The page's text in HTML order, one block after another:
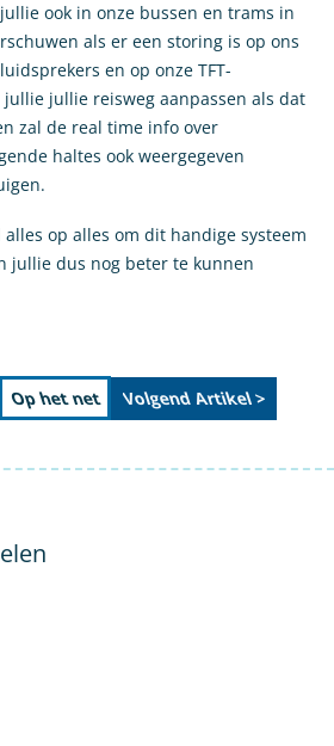
ook in onze bussen en trams in
als er een storing is op ons
en op onze TFT-
jullie reisweg aanpassen als dat
zal de real time info over
haltes ook weergegeven
op alles om dit handige systeem
jullie dus nog beter te kunnen
Op het net Volgend Artikel >